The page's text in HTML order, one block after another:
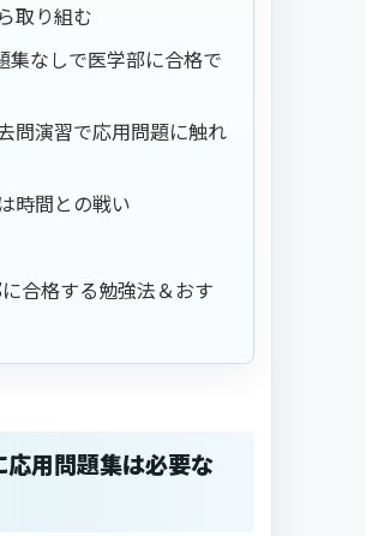
取り組む
集なしで医学部に合格で
問演習で応用問題に触れ
時間との戦い
合格する勉強法＆おす
応用問題集は必要な